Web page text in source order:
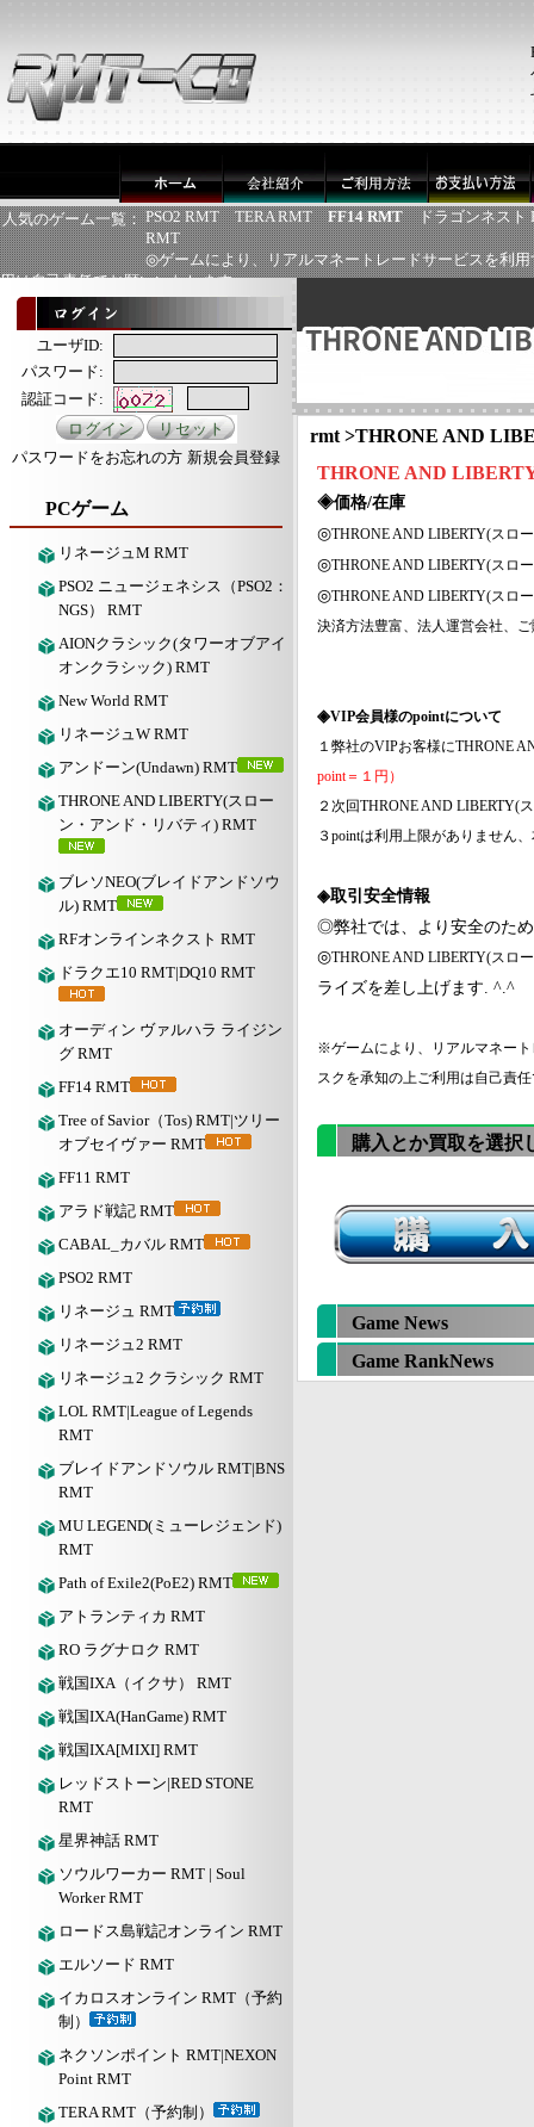
人気のゲーム一覧： PSO2 RMT TERA RMT FF14 RMT
ドラゴンネスト
RMT
◎ゲームにより、リアルマネートレードサービスを利
用は自己責任でお願いいたします
ユーザID:
パスワード:
認証コード:
パスワードをお忘れの方 新規会員登録
PCゲーム
リネージュM RMT
PSO2 ニュージェネシス（PSO2：
NGS） RMT
AIONクラシック(タワーオブアイ
オンクラシック) RMT
New World RMT
リネージュW RMT
アンドーン(Undawn) RMT
THRONE AND LIBERTY(スロー
ン・アンド・リバティ) RMT
ブレソNEO(ブレイドアンドソウ
ル) RMT
RFオンラインネクスト RMT
ドラクエ10 RMT|DQ10 RMT
オーディン ヴァルハラ ライジン
グ RMT
FF14 RMT
Tree of Savior（Tos) RMT|ツリー
オブセイヴァー RMT
FF11 RMT
アラド戦記 RMT
CABAL_カバル RMT
PSO2 RMT
リネージュ RMT
リネージュ2 RMT
リネージュ2 クラシック RMT
LOL RMT|League of Legends
RMT
ブレイドアンドソウル RMT|BNS
RMT
MU LEGEND(ミューレジェンド)
RMT
Path of Exile2(PoE2) RMT
アトランティカ RMT
RO ラグナロク RMT
戦国IXA（イクサ） RMT
戦国IXA(HanGame) RMT
戦国IXA[MIXI] RMT
レッドストーン|RED STONE
RMT
星界神話 RMT
ソウルワーカー RMT | Soul
Worker RMT
ロードス島戦記オンライン RMT
エルソード RMT
イカロスオンライン RMT（予約
制）
ネクソンポイント RMT|NEXON
Point RMT
TERA RMT（予約制）
rmt >THRONE AND
THRONE AND
◈価格/在庫
◎THRONE AND LIBERTY(スロ
◎THRONE AND LIBERTY(スロ
◎THRONE AND LIBERTY(スロ
決済方法豊富、法人運営会社、
◈VIP会員様のpointについて
１弊社のVIPお客様にTHRONE
point＝１円）
２次回THRONE AND LIBERTY(
３ pointは利用上限がありません
◈取引安全情報
◎弊社では、より安全のた
◎THRONE AND LIBERTY(スロ
ライズを差し上げます. ^.^
※ゲームにより、リアルマネー
スクを承知の上ご利用は自己責
購入とか買取を選択
Game News
Game RankNews